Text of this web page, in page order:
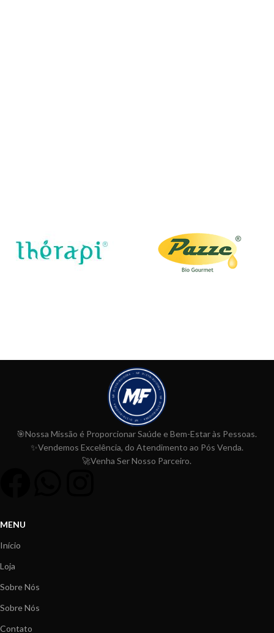
🎯Nossa Missão é ProporcionarSaúde e Bem-Estar às Pessoas.
✨Vendemos Excelência, do Atendimento ao Pós Venda.
🚀Venha Ser Nosso Parceiro.
MENU
Início
Loja
Sobre Nós
Sobre Nós
Contato